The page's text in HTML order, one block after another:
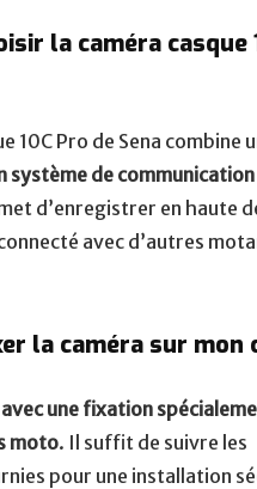
la caméra casque
10C Pro de Sena combine
système de
d’enregistrer en haute
avec d’autres
la caméra sur mon
une fixation
moto. Il suffit de suivre les
pour une installation